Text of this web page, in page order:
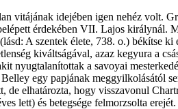
vitájának idejében igen nehéz volt.
érdekében VII. Lajos királynál.
A szentek élete, 738. o.) békítse ki
kiváltságával, azaz kegyura a
a savoyai
egy papjának meggyilkolásától
elhatározta, hogy visszavonul
lett) és betegsége felmorzsolta